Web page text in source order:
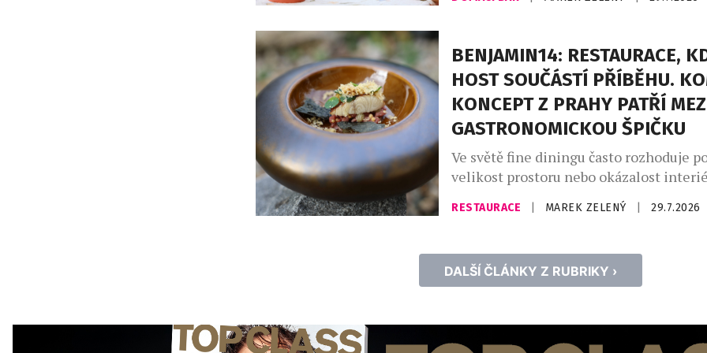
našich skleničkách. Česká republika je
jemně perlivého frizzante jí patří
místo. Mezinárodní den prosecca, který
připadá na […]
BENJAMIN14: RESTAURACE,
HOST SOUČÁSTÍ PŘÍBĚHU.
KONCEPT Z PRAHY PATŘÍ
GASTRONOMICKOU ŠPIČKU
Ve světě fine diningu často rozhoduje
velikost prostoru nebo okázalost
roce 2018 v pražských Vršovicích, se
prostor pro pouhých deset hostů. Místo
servisu přišel osobní dialog. A místo
RESTAURACE MAREK ZELENÝ 29.7.2026
DALŠÍ ČLÁNKY Z RUBRIKY ›